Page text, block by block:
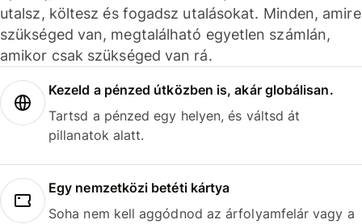
utalsz, költesz és fogadsz utalásokat. Minden, amire
szükséged van, megtalálható egyetlen számlán,
amikor csak szükséged van rá.
Kezeld a pénzed útközben is, akár globálisan.
Tartsd a pénzed egy helyen, és váltsd át
pillanatok alatt.
Egy nemzetközi betéti kártya
Soha nem kell aggódnod az árfolyamfelár vagy a